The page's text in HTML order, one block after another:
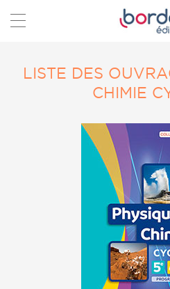
LISTE DES
CHIMIE